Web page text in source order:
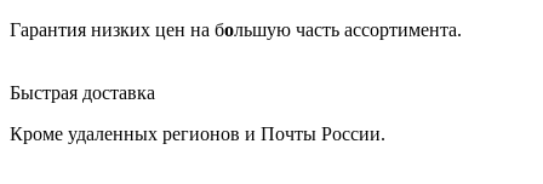
Гарантия низких цен на большую часть ассортимента.
Быстрая доставка
Кроме удаленных регионов и Почты России.